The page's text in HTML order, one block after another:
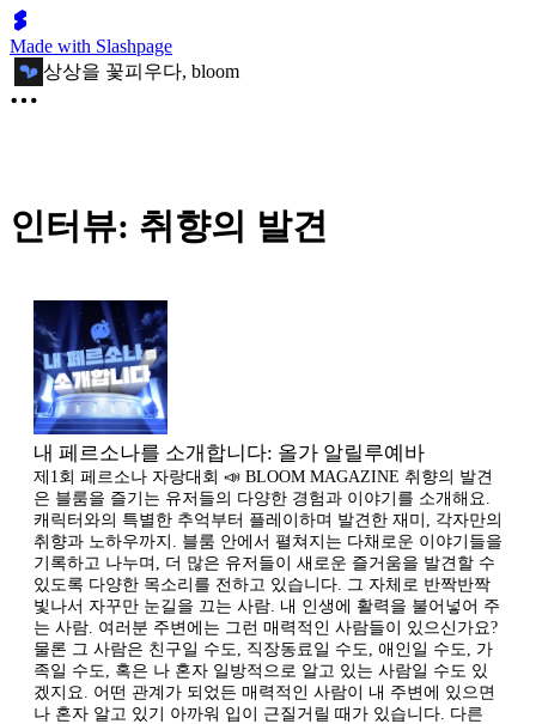
Made with Slashpage
상상을 꽃피우다, bloom
인터뷰: 취향의 발견
내 페르소나를 소개합니다: 올가 알릴루예바
제1회 페르소나 자랑대회 📣 BLOOM MAGAZINE 취향의 발견
은 블룸을 즐기는 유저들의 다양한 경험과 이야기를 소개해요.
캐릭터와의 특별한 추억부터 플레이하며 발견한 재미, 각자만의
취향과 노하우까지. 블룸 안에서 펼쳐지는 다채로운 이야기들을
기록하고 나누며, 더 많은 유저들이 새로운 즐거움을 발견할 수
있도록 다양한 목소리를 전하고 있습니다. 그 자체로 반짝반짝
빛나서 자꾸만 눈길을 끄는 사람. 내 인생에 활력을 불어넣어 주
는 사람. 여러분 주변에는 그런 매력적인 사람들이 있으신가요?
물론 그 사람은 친구일 수도, 직장동료일 수도, 애인일 수도, 가
족일 수도, 혹은 나 혼자 일방적으로 알고 있는 사람일 수도 있
겠지요. 어떤 관계가 되었든 매력적인 사람이 내 주변에 있으면
나 혼자 알고 있기 아까워 입이 근질거릴 때가 있습니다. 다른